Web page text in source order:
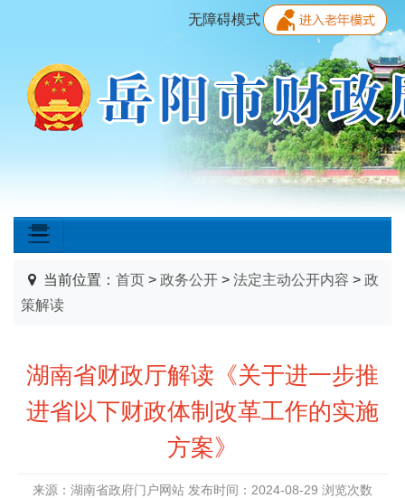
无障碍模式
当前位置： 首页 > 政务公开 > 法定主动公开内容 > 政
策解读
湖南省财政厅解读《关于进一步推
进省以下财政体制改革工作的实施
方案》
来源：湖南省政府门户网站 发布时间：2024-08-29 浏览次数